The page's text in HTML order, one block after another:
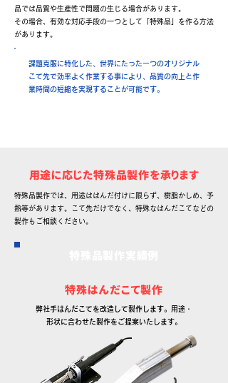
品では品質や生産性で問題の生じる場合があります。
その場合、有効な対応手段の一つとして「特殊品」を作る方法
があります。
課題克服に特化した、世界にたった一つのオリジナル
こて先で効率よく作業する事により、品質の向上と作
業時間の短縮を実現することが可能です。
用途に応じた特殊品製作を承ります
特殊品製作では、用途ははんだ付けに限らず、樹脂かしめ、予
熱等があります。こて先だけでなく、特殊なはんだこてなどの
製作もご相談ください。
特殊はんだこて製作
弊社手はんだこてを改造して製作します。用途・
形状に合わせた製作をご提案いたします。